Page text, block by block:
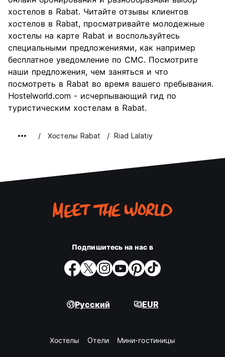
Культура
Ночная жизнь
6.5
Соотношение цены и
качества
хостелов в Rabat. Читайте отзывы клиентов
хостелов в Rabat, просматривайте молодежные
хостелы на карте Rabat и воспользуйтесь
специальными предложениями, как например
бесплатное уведомление по СМС. Посмотрите
наши предложения, чем заняться и что
посмотреть в Rabat во время вашего пребывания.
Hostelworld.com - исчерпывающий гид по
туристическим хостелам в Rabat.
Хостелы Rabat Riad Lalatiy
Подпишитесь на нас в
Русский EUR
Хостелы Oтели Мини-гостиницы